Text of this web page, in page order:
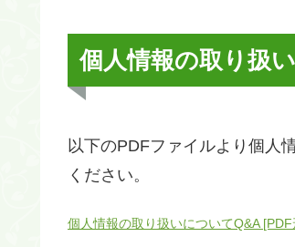
個人情報の取り扱
以下のPDFファイルより個人
ください。
個人情報の取り扱いについてQ&A